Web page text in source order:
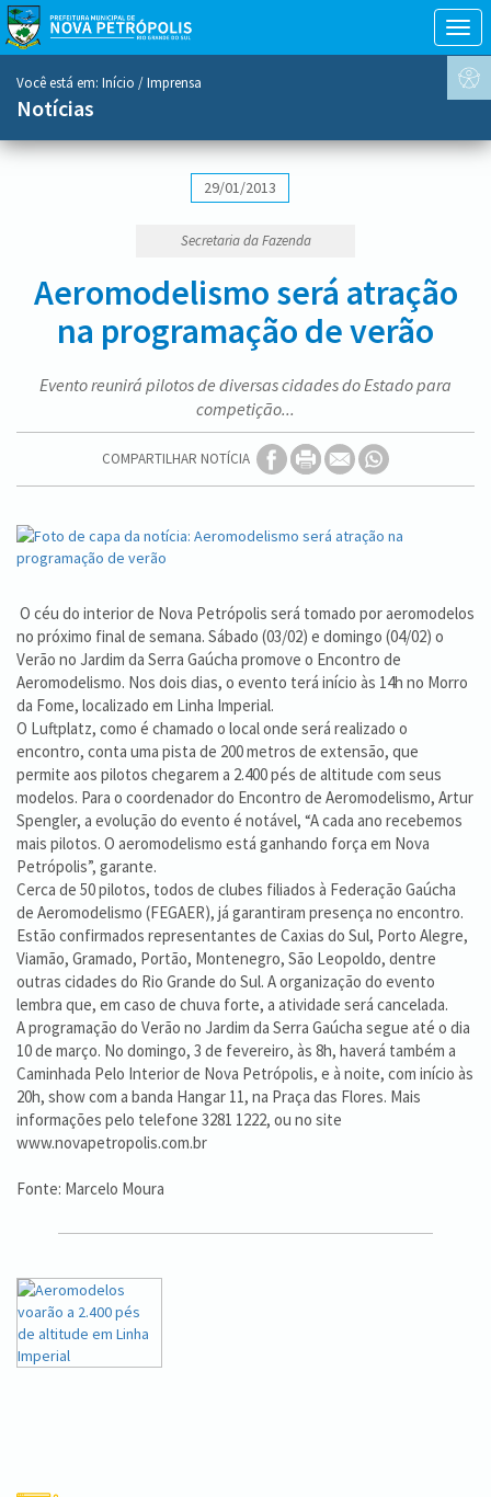
menu
Você está em: Início / Imprensa
Notícias
29/01/2013
Secretaria da Fazenda
Aeromodelismo será atração
na programação de verão
Evento reunirá pilotos de diversas cidades do Estado para
competição...
COMPARTILHAR NOTÍCIA
O céu do interior de Nova Petrópolis será tomado por aeromodelos
no próximo final de semana. Sábado (03/02) e domingo (04/02) o
Verão no Jardim da Serra Gaúcha promove o Encontro de
Aeromodelismo. Nos dois dias, o evento terá início às 14h no Morro
da Fome, localizado em Linha Imperial.
O Luftplatz, como é chamado o local onde será realizado o
encontro, conta uma pista de 200 metros de extensão, que
permite aos pilotos chegarem a 2.400 pés de altitude com seus
modelos. Para o coordenador do Encontro de Aeromodelismo, Artur
Spengler, a evolução do evento é notável, “A cada ano recebemos
mais pilotos. O aeromodelismo está ganhando força em Nova
Petrópolis”, garante.
Cerca de 50 pilotos, todos de clubes filiados à Federação Gaúcha
de Aeromodelismo (FEGAER), já garantiram presença no encontro.
Estão confirmados representantes de Caxias do Sul, Porto Alegre,
Viamão, Gramado, Portão, Montenegro, São Leopoldo, dentre
outras cidades do Rio Grande do Sul. A organização do evento
lembra que, em caso de chuva forte, a atividade será cancelada.
A programação do Verão no Jardim da Serra Gaúcha segue até o dia
10 de março. No domingo, 3 de fevereiro, às 8h, haverá também a
Caminhada Pelo Interior de Nova Petrópolis, e à noite, com início às
20h, show com a banda Hangar 11, na Praça das Flores. Mais
informações pelo telefone 3281 1222, ou no site
www.novapetropolis.com.br
Fonte: Marcelo Moura